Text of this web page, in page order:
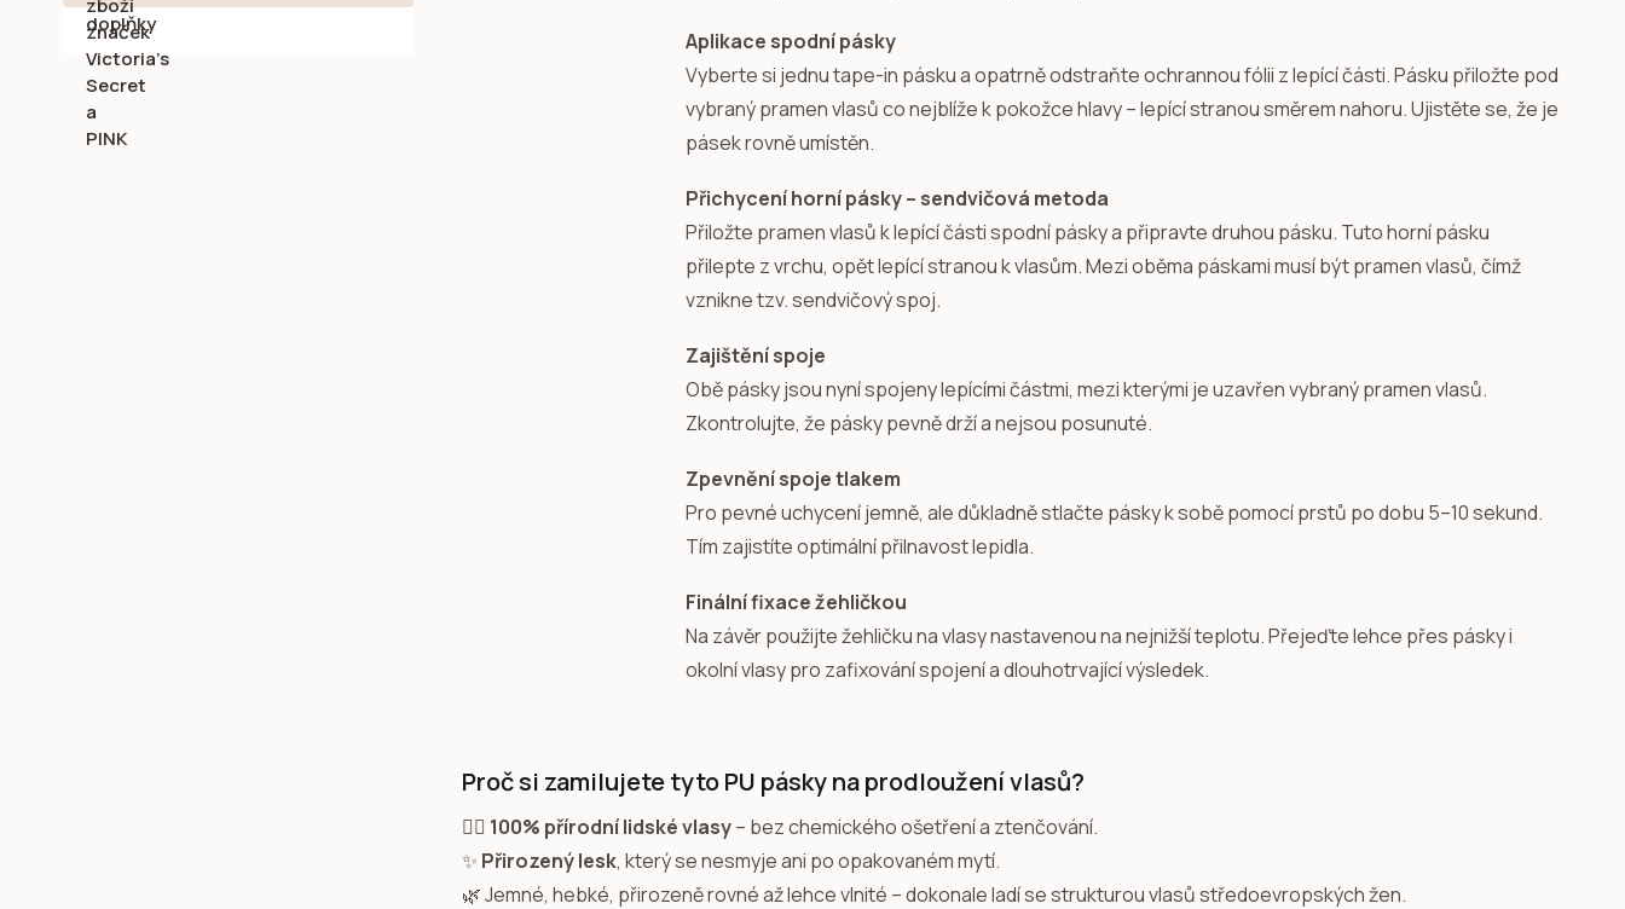
Aplikace spodní pásky
Vyberte si jednu tape-in pásku a opatrně odstraňte ochrannou fólii z lepící části. Pásku přiložte pod
vybraný pramen vlasů co nejblíže k pokožce hlavy – lepící stranou směrem nahoru. Ujistěte se, že je
pásek rovně umístěn.
Přichycení horní pásky – sendvičová metoda
Přiložte pramen vlasů k lepící části spodní pásky a připravte druhou pásku. Tuto horní pásku
přilepte z vrchu, opět lepící stranou k vlasům. Mezi oběma páskami musí být pramen vlasů, čímž
vznikne tzv. sendvičový spoj.
Zajištění spoje
Obě pásky jsou nyní spojeny lepícími částmi, mezi kterými je uzavřen vybraný pramen vlasů.
Zkontrolujte, že pásky pevně drží a nejsou posunuté.
Zpevnění spoje tlakem
Pro pevné uchycení jemně, ale důkladně stlačte pásky k sobě pomocí prstů po dobu 5–10 sekund.
Tím zajistíte optimální přilnavost lepidla.
Finální fixace žehličkou
Na závěr použijte žehličku na vlasy nastavenou na nejnižší teplotu. Přejeďte lehce přes pásky i
okolní vlasy pro zafixování spojení a dlouhotrvající výsledek.
Proč si zamilujete tyto PU pásky na prodloužení vlasů?
💁‍♀️ 100% přírodní lidské vlasy– bez chemického ošetření a ztenčování.
✨ Přirozený lesk, který se nesmyje ani po opakovaném mytí.
🌿 Jemné, hebké, přirozeně rovné až lehce vlnité – dokonale ladí se strukturou vlasů středoevropských žen.